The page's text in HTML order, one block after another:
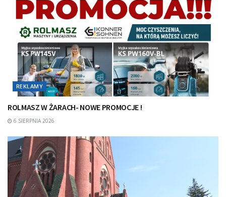
REKLAMY
ROLMASZ W ŻARACH- NOWE PROMOCJE !
6 SIERPNIA 2026